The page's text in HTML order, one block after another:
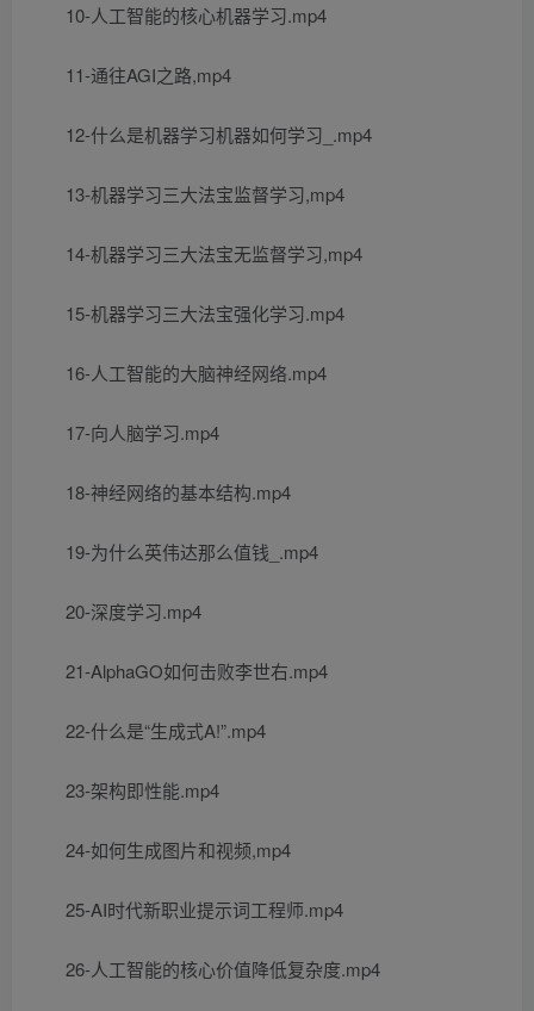
10-人工智能的核心机器学习.mp4
11-通往AGI之路,mp4
12-什么是机器学习机器如何学习_.mp4
13-机器学习三大法宝监督学习,mp4
14-机器学习三大法宝无监督学习,mp4
15-机器学习三大法宝强化学习.mp4
16-人工智能的大脑神经网络.mp4
17-向人脑学习.mp4
18-神经网络的基本结构.mp4
19-为什么英伟达那么值钱_.mp4
20-深度学习.mp4
21-AlphaGO如何击败李世右.mp4
22-什么是“生成式A!”.mp4
23-架构即性能.mp4
24-如何生成图片和视频,mp4
25-AI时代新职业提示词工程师.mp4
26-人工智能的核心价值降低复杂度.mp4